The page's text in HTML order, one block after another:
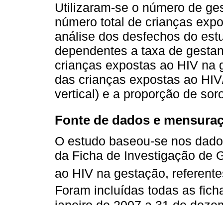
Utilizaram-se o número de
número total de crianças
análise dos desfechos do
dependentes a taxa de
crianças expostas ao HIV na
das crianças expostas ao
vertical) e a proporção de
Fonte de dados e
O estudo baseou-se nos
da Ficha de Investigação de
ao HIV na gestação,
Foram incluídas todas as